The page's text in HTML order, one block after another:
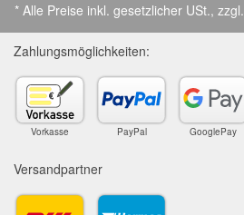
* Alle Preise inkl. gesetzlicher USt., zzgl.
Zahlungsmöglichkeiten:
Vorkasse PayPal GooglePay
Versandpartner